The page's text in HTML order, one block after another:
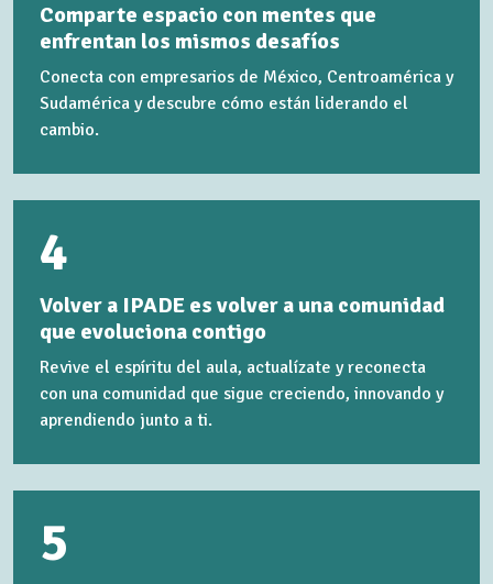
Comparte espacio con mentes que
enfrentan los mismos desafíos
Conecta con empresarios de México, Centroamérica y
Sudamérica y descubre cómo están liderando el
cambio.
4
Volver a IPADE es volver a una comunidad
que evoluciona contigo
Revive el espíritu del aula, actualízate y reconecta
con una comunidad que sigue creciendo, innovando y
aprendiendo junto a ti.
5